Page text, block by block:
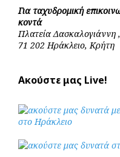
Για ταχυδρομική
κοντά
Πλατεία
71 202 Ηράκλειο, Κρήτη
Ακούστε μας Live!